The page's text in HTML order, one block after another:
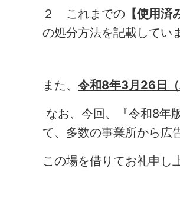
２ これまでの 【使用済
の処分方法を記載してい
また、 令和8年3月26日
なお、今回、『令和8年
て、多数の事業所から広
この場を借りてお礼申し